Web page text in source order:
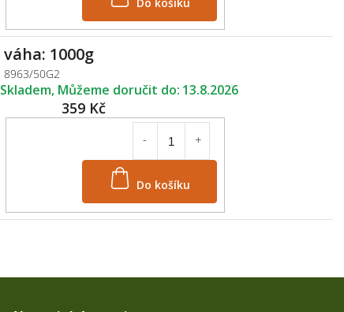
váha: 1000g
8963/50G2
359 Kč
Do košíku
Skladem 13.8.2026